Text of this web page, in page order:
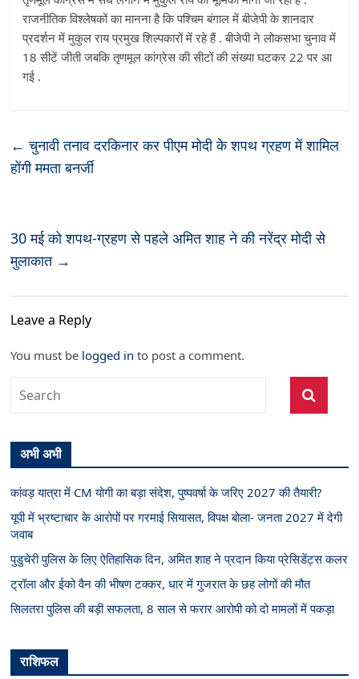
राजनीतिक विश्लेषकों का मानना है कि पश्चिम बंगाल में बीजेपी के शानदार
प्रदर्शन में मुकुल राय प्रमुख शिल्पकारों में रहे हैं . बीजेपी ने लोकसभा चुनाव में
18 सीटें जीती जबकि तृणमूल कांग्रेस की सीटों की संख्या घटकर 22 पर आ
गई .
← चुनावी तनाव दरकिनार कर पीएम मोदी के शपथ ग्रहण में शामिल
होंगी ममता बनर्जी
30 मई को शपथ-ग्रहण से पहले अमित शाह ने की नरेंद्र मोदी से
मुलाकात →
Leave a Reply
You must be logged in to post a comment.
अभी अभी
कांवड़ यात्रा में CM योगी का बड़ा संदेश, पुष्पवर्षा के जरिए 2027 की तैयारी?
यूपी में भ्रष्टाचार के आरोपों पर गरमाई सियासत, विपक्ष बोला- जनता 2027 में देगी
जवाब
पुडुचेरी पुलिस के लिए ऐतिहासिक दिन, अमित शाह ने प्रदान किया प्रेसिडेंट्स कलर
ट्रॉला और ईको वैन की भीषण टक्कर, धार में गुजरात के छह लोगों की मौत
सिलतरा पुलिस की बड़ी सफलता, 8 साल से फरार आरोपी को दो मामलों में पकड़ा
राशिफल